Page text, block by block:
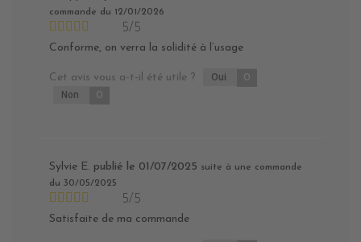
commande du 12/01/2026
5/5
Conforme, on verra la solidité à l’usage
Cet avis vous a-t-il été utile ? Oui 0
Non 0
Sylvie E. publié le 01/07/2025 suite à une commande
du 30/05/2025
5/5
Satisfaite de ma commande